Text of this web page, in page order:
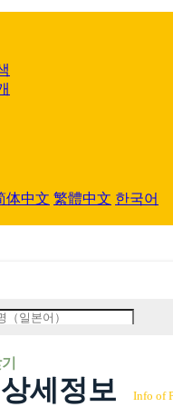
体中文 繁體中文 한국어
세정보 Info of